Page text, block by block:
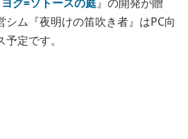
シム『夜明けの笛吹き者』はPC向
定です。